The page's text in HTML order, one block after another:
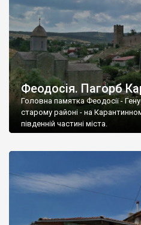
Феодосія. Пагорб
Головна памятка Феодосії -
старому районі - на
південній частині міста.